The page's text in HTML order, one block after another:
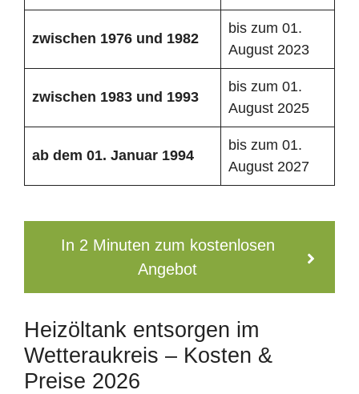
zwischen 1976 und 1982
bis zum 01.
August 2023
zwischen 1983 und 1993
bis zum 01.
August 2025
ab dem 01. Januar 1994
bis zum 01.
August 2027
In 2 Minuten zum kostenlosen
Angebot
Heizöltank entsorgen im
Wetteraukreis – Kosten &
Preise 2026